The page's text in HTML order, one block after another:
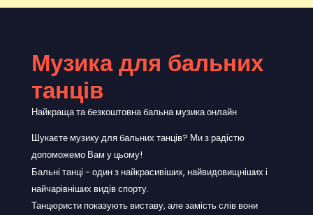
Музика для бальних
танців
Найкраща та безкоштовна бальна музика онлайн
Шукаєте музику для бальних танців? Ми з радістю
допоможемо Вам у цьому!
Бальні танці - один з найкрасивіших, найвидовищніших і
найчарівніших видів спорту.
Танцюристи показують виставу, але замість слів вони